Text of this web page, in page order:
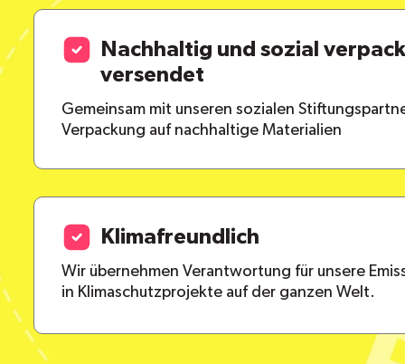
Nachhaltig und sozial
versendet
Gemeinsam mit unseren sozialen
Verpackung auf nachhaltige Materialien
Klimafreundlich
Wir übernehmen Verantwortung für unsere
in Klimaschutzprojekte auf der ganzen Welt.